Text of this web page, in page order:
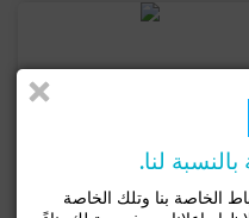
لنا.
الخاصة بنا وتلك الخاصة